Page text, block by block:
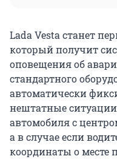
Lada Vesta станет
который получит
оповещения об
стандартного
автоматически
нештатные ситуации
автомобиля с
а в случае если
координаты о месте